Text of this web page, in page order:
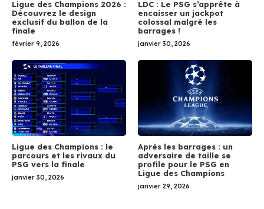
Ligue des Champions 2026 :
Découvrez le design
exclusif du ballon de la
finale
février 9, 2026
LDC : Le PSG s’apprête à
encaisser un jackpot
colossal malgré les
barrages !
janvier 30, 2026
Ligue des Champions : le
parcours et les rivaux du
PSG vers la finale
janvier 30, 2026
Après les barrages : un
adversaire de taille se
profile pour le PSG en
Ligue des Champions
janvier 29, 2026